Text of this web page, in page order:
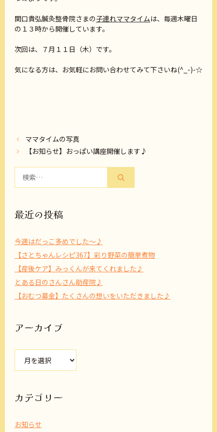
関口貴弘鍼灸整骨院さまの子連れママタイムは、毎週木曜日
の１３時から開催しています。
次回は、７月１１日（木）です。
気になる方は、お気軽にお問い合わせてみて下さいね(^_-)-☆
ママタイムの写真
【お知らせ】おっぱい講座開催します♪
最近の投稿
今週はだっこ多めでした～♪
【さとちゃんレシピ367】彩り野菜の簡単煮物
【産後ケア】みっくんが来てくれました♪
とある日のさんさん助産院♪
【おむつ募金】たくさんの想いをいただきました♪
アーカイブ
カ
ブ
カテゴリー
お知らせ